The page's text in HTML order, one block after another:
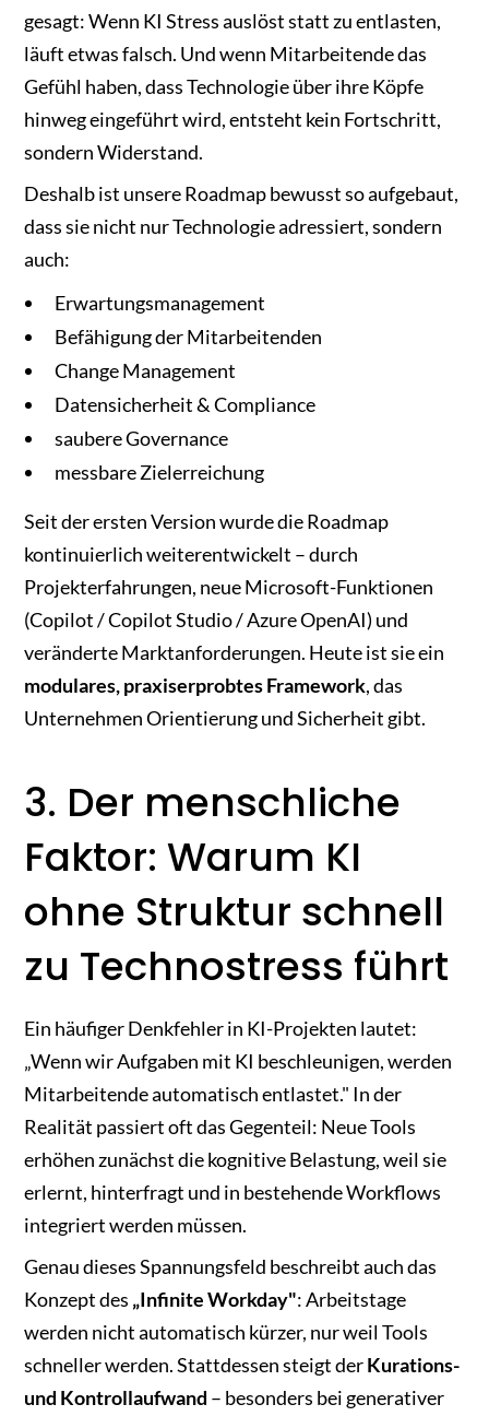
gesagt: Wenn KI Stress auslöst statt zu entlasten,
läuft etwas falsch. Und wenn Mitarbeitende das
Gefühl haben, dass Technologie über ihre Köpfe
hinweg eingeführt wird, entsteht kein Fortschritt,
sondern Widerstand.
Deshalb ist unsere Roadmap bewusst so aufgebaut,
dass sie nicht nur Technologie adressiert, sondern
auch:
Erwartungsmanagement
Befähigung der Mitarbeitenden
Change Management
Datensicherheit & Compliance
saubere Governance
messbare Zielerreichung
Seit der ersten Version wurde die Roadmap
kontinuierlich weiterentwickelt – durch
Projekterfahrungen, neue Microsoft-Funktionen
(Copilot / Copilot Studio / Azure OpenAI) und
veränderte Marktanforderungen. Heute ist sie ein
modulares, praxiserprobtes Framework, das
Unternehmen Orientierung und Sicherheit gibt.
3. Der menschliche
Faktor: Warum KI
ohne Struktur schnell
zu Technostress führt
Ein häufiger Denkfehler in KI-Projekten lautet:
„Wenn wir Aufgaben mit KI beschleunigen, werden
Mitarbeitende automatisch entlastet." In der
Realität passiert oft das Gegenteil: Neue Tools
erhöhen zunächst die kognitive Belastung, weil sie
erlernt, hinterfragt und in bestehende Workflows
integriert werden müssen.
Genau dieses Spannungsfeld beschreibt auch das
Konzept des „Infinite Workday": Arbeitstage
werden nicht automatisch kürzer, nur weil Tools
schneller werden. Stattdessen steigt derKurations-
und Kontrollaufwand – besonders bei generativer